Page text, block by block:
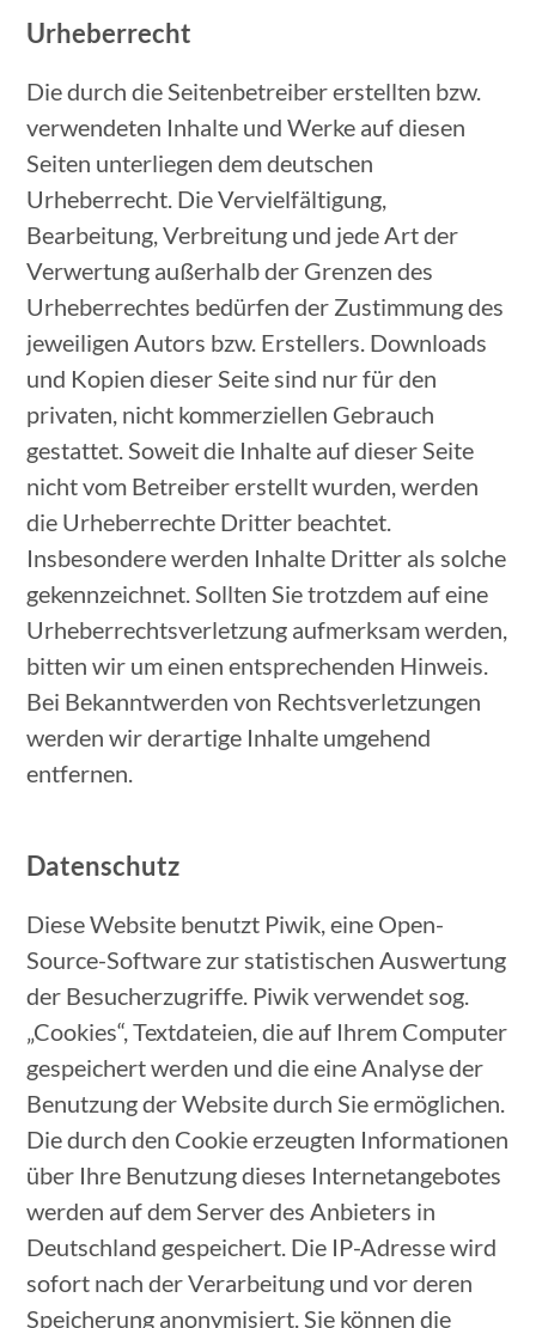
Urheberrecht
Die durch die Seitenbetreiber erstellten bzw.
verwendeten Inhalte und Werke auf diesen
Seiten unterliegen dem deutschen
Urheberrecht. Die Vervielfältigung,
Bearbeitung, Verbreitung und jede Art der
Verwertung außerhalb der Grenzen des
Urheberrechtes bedürfen der Zustimmung des
jeweiligen Autors bzw. Erstellers. Downloads
und Kopien dieser Seite sind nur für den
privaten, nicht kommerziellen Gebrauch
gestattet. Soweit die Inhalte auf dieser Seite
nicht vom Betreiber erstellt wurden, werden
die Urheberrechte Dritter beachtet.
Insbesondere werden Inhalte Dritter als solche
gekennzeichnet. Sollten Sie trotzdem auf eine
Urheberrechtsverletzung aufmerksam werden,
bitten wir um einen entsprechenden Hinweis.
Bei Bekanntwerden von Rechtsverletzungen
werden wir derartige Inhalte umgehend
entfernen.
Datenschutz
Diese Website benutzt Piwik, eine Open-
Source-Software zur statistischen Auswertung
der Besucherzugriffe. Piwik verwendet sog.
„Cookies“, Textdateien, die auf Ihrem Computer
gespeichert werden und die eine Analyse der
Benutzung der Website durch Sie ermöglichen.
Die durch den Cookie erzeugten Informationen
über Ihre Benutzung dieses Internetangebotes
werden auf dem Server des Anbieters in
Deutschland gespeichert. Die IP-Adresse wird
sofort nach der Verarbeitung und vor deren
Speicherung anonymisiert. Sie können die